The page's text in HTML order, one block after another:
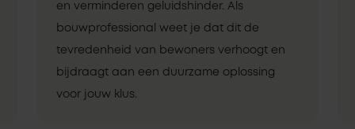
en verminderen geluidshinder. Als
bouwprofessional weet je dat dit de
tevredenheid van bewoners verhoogt en
bijdraagt aan een duurzame oplossing
voor jouw klus.